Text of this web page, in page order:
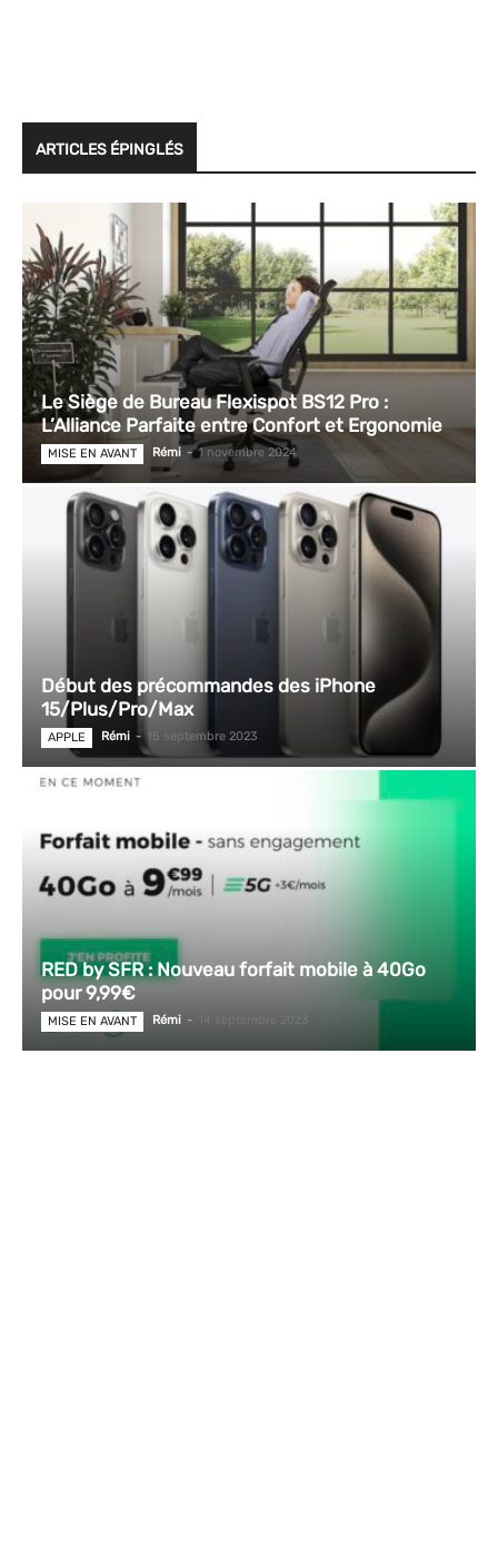
ARTICLES ÉPINGLÉS
Le Siège de Bureau Flexispot BS12 Pro :
L’Alliance Parfaite entre Confort et Ergonomie
MISE EN AVANT Rémi - 1 novembre 2024
Début des précommandes des iPhone
15/Plus/Pro/Max
APPLE Rémi - 15 septembre 2023
RED by SFR : Nouveau forfait mobile à 40Go
pour 9,99€
MISE EN AVANT Rémi - 14 septembre 2023